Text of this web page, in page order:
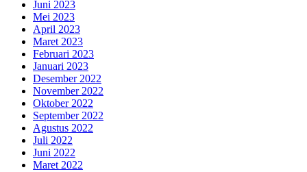
Juni 2023
Mei 2023
April 2023
Maret 2023
Februari 2023
Januari 2023
Desember 2022
November 2022
Oktober 2022
September 2022
Agustus 2022
Juli 2022
Juni 2022
Maret 2022